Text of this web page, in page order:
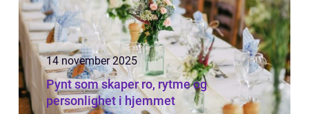
14 november 2025
Pynt som skaper ro, rytme og
personlighet i hjemmet